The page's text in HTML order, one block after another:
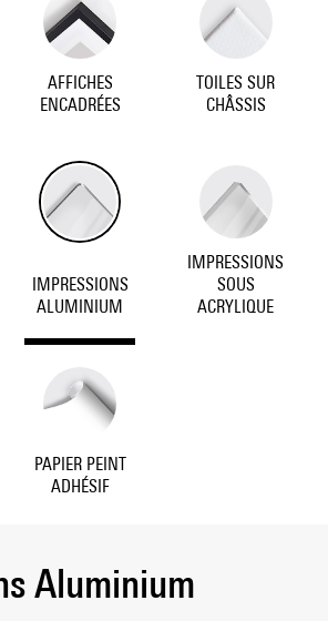
AFFICHES
ENCADRÉES
TOILES SUR
CHÂSSIS
IMPRESSIONS
ALUMINIUM
IMPRESSIONS
SOUS
ACRYLIQUE
PAPIER PEINT
ADHÉSIF
Aluminium